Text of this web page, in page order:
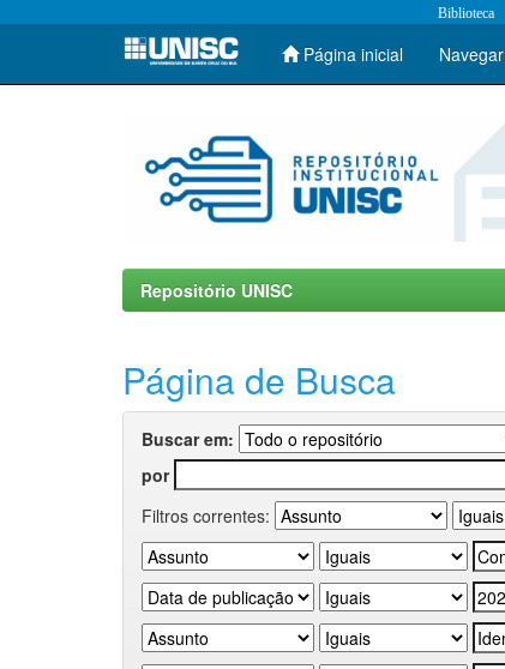
Skip
Biblioteca
Página inicial Navegar
Repositório UNISC
Página de Busca
Buscar em:
por
Filtros correntes: